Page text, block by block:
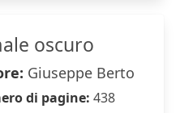
oscuro
Giuseppe Berto
di pagine: 438